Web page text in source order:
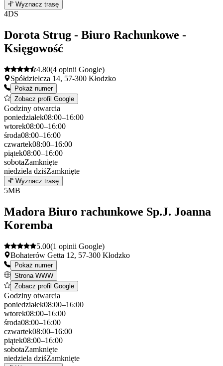
+
Wyznacz trasę
4DS
Dorota Strug - Biuro Rachunkowe -
Księgowość
4.80(4 opinii Google)
Spółdzielcza 14, 57-300 Kłodzko
Pokaż numer
Zobacz profil Google
Godziny otwarcia
poniedziałek08:00–16:00
wtorek08:00–16:00
środa08:00–16:00
czwartek08:00–16:00
piątek08:00–16:00
sobotaZamknięte
niedziela dziśZamknięte
+
−
Wyznacz trasę
5MB
Madora Biuro rachunkowe Sp.J. Joanna
Koremba
5.00(1 opinii Google)
Bohaterów Getta 12, 57-300 Kłodzko
Pokaż numer
Strona WWW
Zobacz profil Google
Godziny otwarcia
poniedziałek08:00–16:00
wtorek08:00–16:00
środa08:00–16:00
czwartek08:00–16:00
piątek08:00–16:00
sobotaZamknięte
niedziela dziśZamknięte